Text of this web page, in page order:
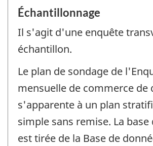
Échantillonnage
Il s'agit d'une enquête
échantillon.
Le plan de sondage de
mensuelle de commerce de
s'apparente à un plan
simple sans remise. La base
est tirée de la Base de